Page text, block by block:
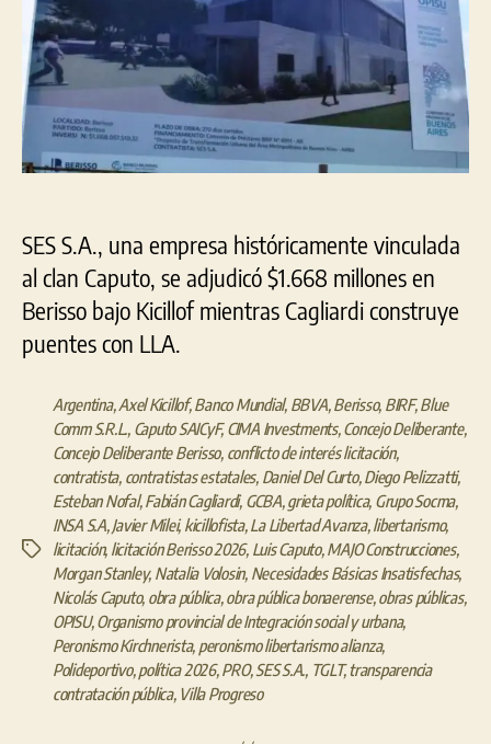
SES S.A., una empresa históricamente vinculada
al clan Caputo, se adjudicó $1.668 millones en
Berisso bajo Kicillof mientras Cagliardi construye
puentes con LLA.
Etiquetas
Argentina, Axel Kicillof,Banco Mundial, BBVA, Berisso, BIRF,Blue
Comm S.R.L.
Caputo SAICyF,CIMA Investments, Concejo Deliberante,
Concejo Deliberante Berisso, conflicto de interés licitación,
contratista, contratistas estatales, Daniel Del Curto, Diego Pelizzatti,
Esteban Nofal,Fabián Cagliardi, GCBA, grieta política, Grupo Socma,
INSA S.A, Javier Milei, kicillofista, La Libertad Avanza, libertarismo,
licitación, licitación Berisso 2026, Luis Caputo, MAJO Construcciones,
Morgan Stanley, Natalia Volosin, Necesidades Básicas Insatisfechas,
Nicolás Caputo, obra pública, obra pública bonaerense, obras públicas,
OPISU, Organismo provincial de Integración social y urbana,
Peronismo Kirchnerista, peronismo libertarismo alianza,
Polideportivo, política 2026, PRO, SES S.A. TGLT,transparencia
contratación pública, Villa Progreso